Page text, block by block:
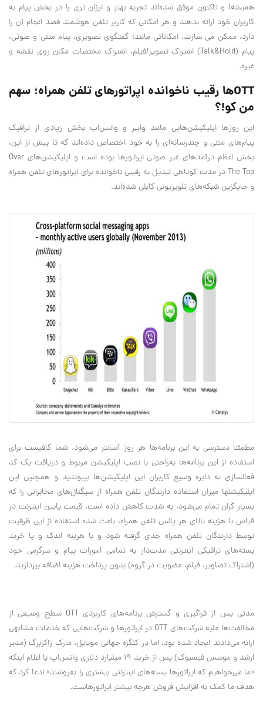
همیشه! و تاکنون موفق شده‌اند تجربه بهتر و ارزان تری را در بخش پیام به
کاربران خود ارائه بدهند و هر امکانی که کاربر تلفن هوشمند قصد انجام آن را
دارد، ممکن می سازند. امکاناتی مانند: گفتگوی تصویری، پیام متنی و صوتی،
پیام (Hold
&
Talk) اشتراک تصویر/فیلم، اشتراک مختصات مکان روی نقشه و
غیره.
OTT‌ها رقیب ناخوانده اپراتورهای تلفن همراه؛ سهم
من کو!؟
این روزها اپلیکیشن‌هایی مانند وایبر و واتس‌اپ بخش زیادی از ترافیک
پیام‌های متنی و چندرسانه‌ای را به خود اختصاص داده‌اند که تا پیش از این،
بخش اعظم درآمدهای غیر صوتی اپراتور‌ها بوده است و اپلیکیشن‌های Over
The Topدر مدت کوتاهی تبدیل به رقیبی ناخوانده برای اپراتورهای تلفن همراه
و جایگزین شبکه‌های تلویزیونی کابلی شده‌اند.
مطمئنا دسترسی به این برنامه‌ها هر روز آسانتر می‌شود. شما کافیست برای
استفاده از این برنامه‌ها به‌راحتی با نصب اپلیکیشن مربوط و دریافت یک کد
فعالسازی به دایره وسیع کاربران این اپلیکیشن‌ها بپیوندید و همچنین این
اپلیکیشنها میزان استفاده دارندگان تلفن همراه از سیگنال‌های مخابراتی را که
بسیار گران تمام می‌شود، به شدت کاهش داده است. قیمت پایین اینترنت در
قیاس با هزینه بالای هر پالس تلفن همراه، باعث شده استفاده از این ظرفیت
توسط دارندگان تلفن همراه جدی گرفته شود و با هزینه اندک و یا خرید
بسته‌های ترافیکی اینترنتی مدت‌دار به تمامی امورات پیام و سرگرمی خود
(اشتراک تصاویر، فیلم، عضویت در گروه) بدون پرداخت هزینه اضافه بپردازید.
مدتی پس از فراگیری و گسترش برنامه‌های کاربردی OTT سطح وسیعی از
مخالفت‌ها علیه شرکت‌های OTT در اپراتور‌ها و شرکت‌هایی که خدمات مشابهی
ارائه می‌دادند ایجاد شده بود، اما در کنگره جهانی موبایل، مارک زاکربرگ (مدیر
ارشد و موسس فیسبوک) پس از خرید 19 میلیارد دلاری واتس‌اپ با اعلام اینکه
«ما می‌خواهیم که اپراتور‌ها بسته‌های اینترنتی بیشتری را بفروشند» ادعا کرد که
هدف ما کمک به افزایش فروش هرچه بیشتر اپراتورهاست.